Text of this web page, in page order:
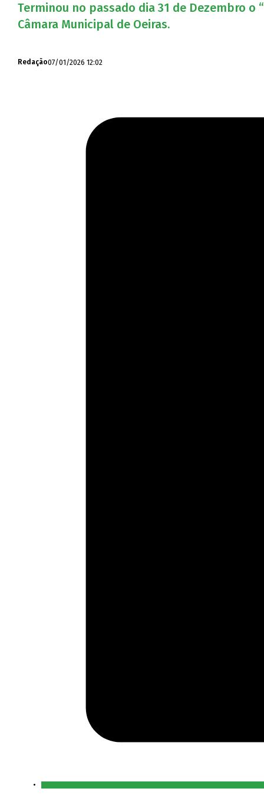
Terminou no passado dia 31 de Dezembro o
Câmara Municipal de Oeiras.
Redação07/01/2026 12:02